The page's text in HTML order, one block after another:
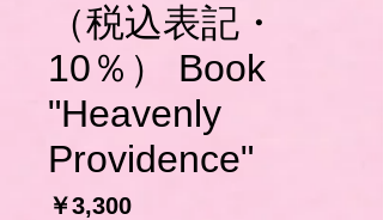
（税込表記・
10％） Book
"Heavenly
Providence"
￥3,300価